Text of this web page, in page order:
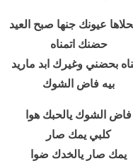
عيونك جنها صبح العيد
حضنك اتمناه
بحضني وغيرك ابد ماريد
بيه فاض الشوك
فاض الشوك يالحبك هوا
كلبي يمك صار
يمك صار يالخدك ضوا